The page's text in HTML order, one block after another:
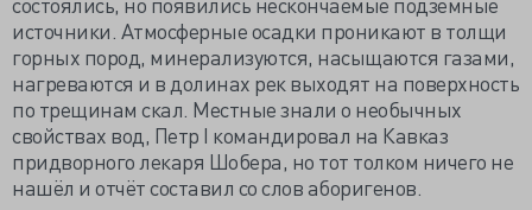
источники. Атмосферные осадки проникают в толщи
горных пород, минерализуются, насыщаются газами,
нагреваются и в долинах рек выходят на поверхность
по трещинам скал. Местные знали о необычных
свойствах вод, Петр I командировал на Кавказ
придворного лекаря Шобера, но тот толком ничего не
нашёл и отчёт составил со слов аборигенов.